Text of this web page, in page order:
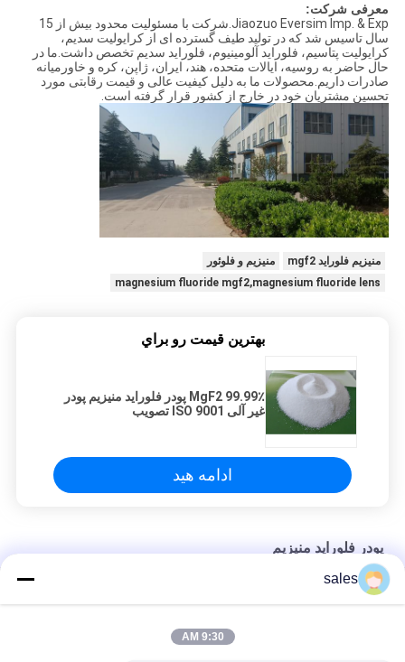
معرفی شرکت:
Jiaozuo Eversim Imp. & Exp.شرکت با مسئولیت محدود بیش از 15
سال تاسیس شد که در تولید طیف گسترده ای از کرایولیت سدیم،
کرایولیت پتاسیم، فلوراید آلومینیوم، فلوراید سدیم تخصص داشت.ما در
حال حاضر به روسیه، ایالات متحده، هند، ایران، ژاپن، کره و خاورمیانه
صادرات داریم.محصولات ما به دلیل کیفیت عالی و قیمت رقابتی مورد
تحسین مشتریان خود در خارج از کشور قرار گرفته است.
منیزیم فلوراید mgf2
منیزیم و فلوئور
magnesium fluoride mgf2,magnesium fluoride lens
بهترين قيمت رو براي
99.99٪ MgF2 پودر فلوراید منیزیم پودر
غیر آلی ISO 9001 تصویب
ادامه هید
پودر فلوراید منیزیم
پودر فلوراید منیزیم با کیفیت بالا برای صنایع سرامیک و الکترونیک
sales
9:30 AM